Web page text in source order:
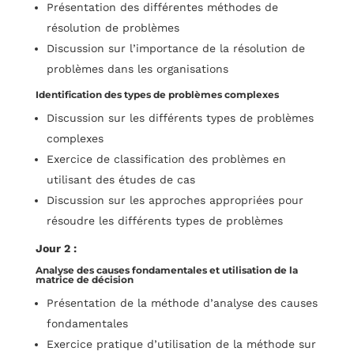
Présentation des différentes méthodes de
résolution de problèmes
Discussion sur l’importance de la résolution de
problèmes dans les organisations
Identification des types de problèmes complexes
Discussion sur les différents types de problèmes
complexes
Exercice de classification des problèmes en
utilisant des études de cas
Discussion sur les approches appropriées pour
résoudre les différents types de problèmes
Jour 2 :
Analyse des causes fondamentales et utilisation de la
matrice de décision
Présentation de la méthode d’analyse des causes
fondamentales
Exercice pratique d’utilisation de la méthode sur